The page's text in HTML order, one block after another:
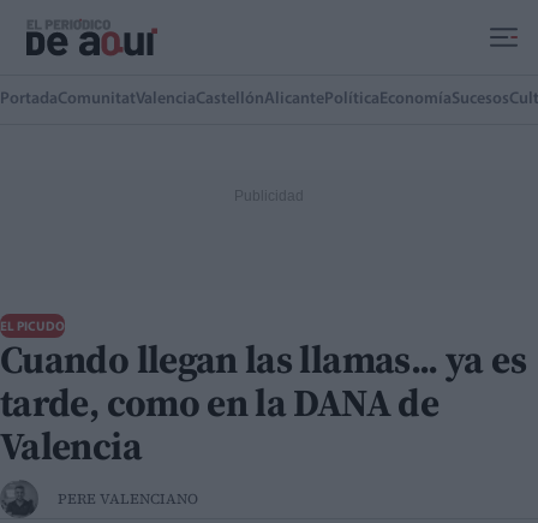
PortadaComunitatValenciaCastellónAlicante Política EconomíaSucesos
EL PICUDO
Cuando llegan las llamas... ya es
tarde, como en la DANA de
Valencia
PERE VALENCIANO